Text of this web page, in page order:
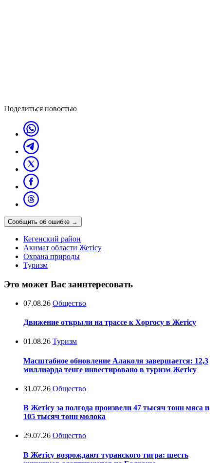
Поделиться новостью
Сообщить об ошибке →
Кегенский район
Акимат области Жетісу
Охрана природы
Туризм
Это может Вас заинтересовать
07.08.26 Общество
Движение открыли на трассе к Хоргосу в Жетісу
01.08.26 Туризм
Масштабное обновление Алаколя завершается: 12,3
миллиарда тенге инвестировано в туризм Жетісу
31.07.26 Общество
В Жетісу за полгода произвели 47 тысяч тонн мяса и
105 тысяч тонн молока
29.07.26 Общество
В Жетісу возрождают туранского тигра: шесть